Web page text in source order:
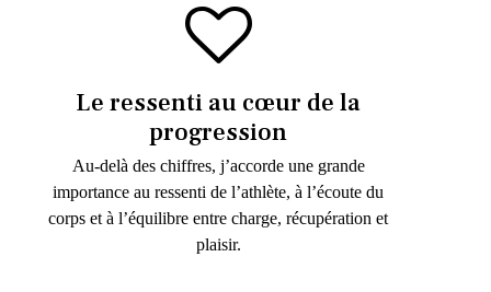
Le ressenti au cœur de la
progression
Au-delà des chiffres, j’accorde une grande
importance au ressenti de l’athlète, à l’écoute du
corps et à l’équilibre entre charge, récupération et
plaisir.